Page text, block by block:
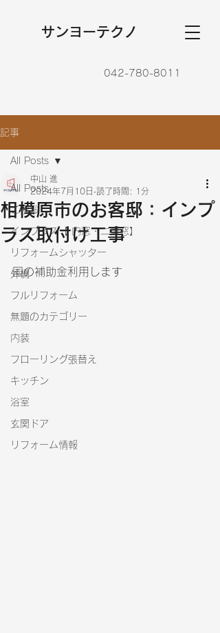
​サンヨーテクノ
042-780-8011
記事
All Posts
ご挨拶
インプラス【 内窓・二重窓】
リフォームシャッター
外構
フルリフォーム
無題のカテゴリー
内装
フローリング張替え
キッチン
浴室
玄関ドア
リフォーム情報
All Posts
相模原市のお客邸：インプ
ラス取付け工事
中山 進
2024年7月10日 読了時間: 1分
国の補助金利用します